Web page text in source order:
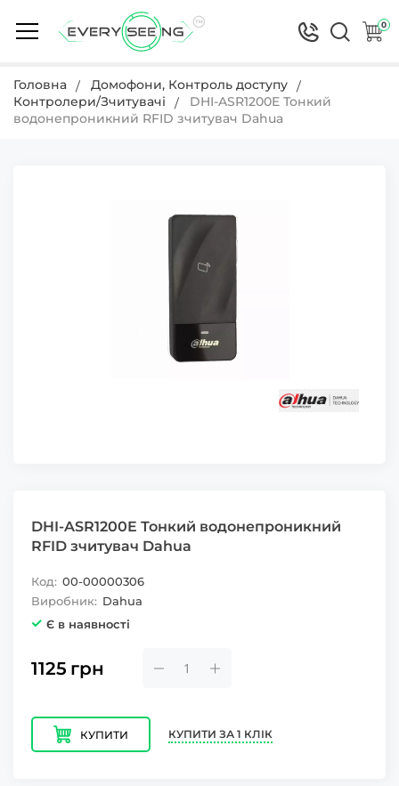
0
Головна
Домофони, Контроль доступу
Контролери/Зчитувачі
DHI-ASR1200E Тонкий
водонепроникний RFID зчитувач Dahua
DHI-ASR1200E Тонкий водонепроникний
RFID зчитувач Dahua
Код: 00-00000306
Виробник: Dahua
Є в наявності
1125 грн
КУПИТИ КУПИТИ ЗА 1 КЛІК